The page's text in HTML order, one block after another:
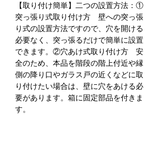
【取り付け簡単】二つの設置方法：①
突っ張り式取り付け方 壁への突っ張
り式の設置方法ですので、穴を開ける
必要なく、突っ張るだけで簡単に設置
できます。②穴あけ式取り付け方 安
全のため、本品を階段の階上付近や縁
側の降り口やガラス戸の近くなどに取
り付けたい場合は、壁に穴をあける必
要があります。箱に固定部品を付きま
す。